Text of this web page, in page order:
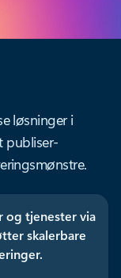
løsninger i
publiser-
og tjenester via
skalerbare